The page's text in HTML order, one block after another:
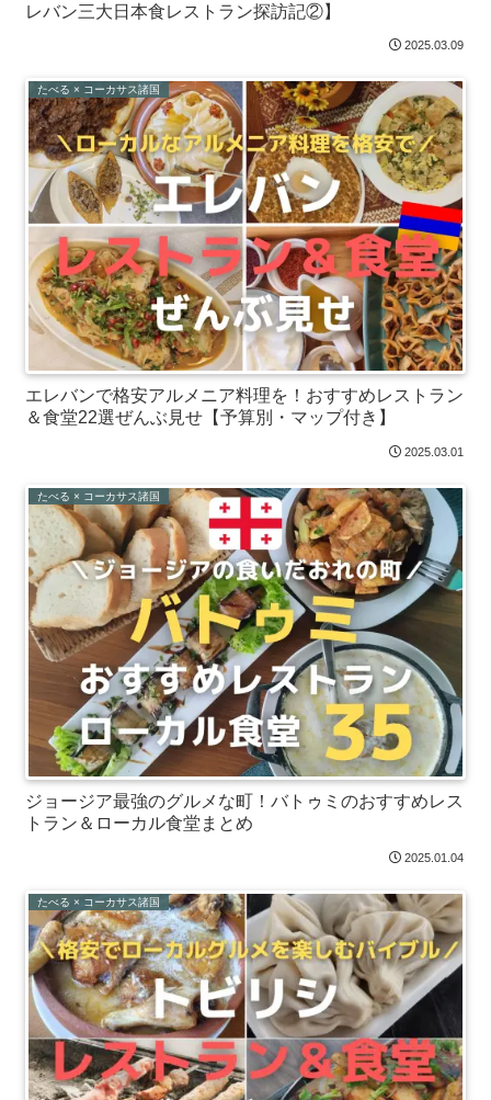
レバン三大日本食レストラン探訪記②】
2025.03.09
たべる × コーカサス諸国
エレバンで格安アルメニア料理を！おすすめレストラン
＆食堂22選ぜんぶ見せ【予算別・マップ付き】
2025.03.01
たべる × コーカサス諸国
ジョージア最強のグルメな町！バトゥミのおすすめレス
トラン＆ローカル食堂まとめ
2025.01.04
たべる × コーカサス諸国